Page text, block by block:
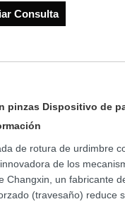
Consulta
pinzas Dispositivo de
de rotura de urdimbre
de los
Changxin, un fabricante
(travesaño) reduce